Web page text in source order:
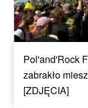
Pol'and'Rock
zabrakło
[ZDJĘCIA]